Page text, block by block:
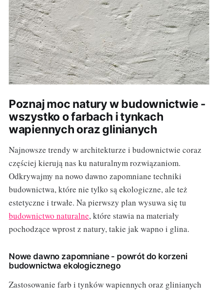
Poznaj moc natury w budownictwie -
wszystko o farbach i tynkach
wapiennych oraz glinianych
Najnowsze trendy w architekturze i budownictwie coraz
częściej kierują nas ku naturalnym rozwiązaniom.
Odkrywajmy na nowo dawno zapomniane techniki
budownictwa, które nie tylko są ekologiczne, ale też
estetyczne i trwałe. Na pierwszy plan wysuwa się tu
budownictwo naturalne, które stawia na materiały
pochodzące wprost z natury, takie jak wapno i glina.
Nowe dawno zapomniane - powrót do korzeni
budownictwa ekologicznego
Zastosowanie farb i tynków wapiennych oraz glinianych